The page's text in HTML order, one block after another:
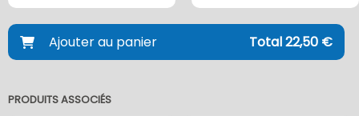
Ajouter au panier Total 22,50 €
PRODUITS ASSOCIÉS